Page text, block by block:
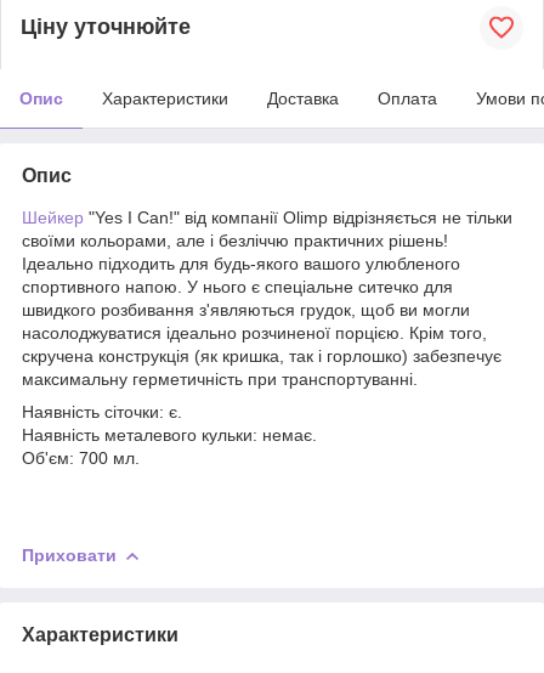
Ціну уточнюйте
Опис Характеристики Доставка Оплата Умови
Опис
Шейкер "Yes I Can!" від компанії Olimp відрізняється не тільки
своїми кольорами, але і безліччю практичних рішень!
Ідеально підходить для будь-якого вашого улюбленого
спортивного напою. У нього є спеціальне ситечко для
швидкого розбивання з'являються грудок, щоб ви могли
насолоджуватися ідеально розчиненої порцією. Крім того,
скручена конструкція (як кришка, так і горлошко) забезпечує
максимальну герметичність при транспортуванні.
Наявність сіточки: є.
Наявність металевого кульки: немає.
Об'єм: 700 мл.
Приховати
Характеристики